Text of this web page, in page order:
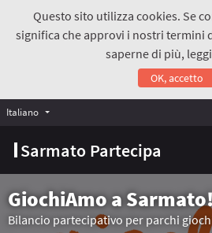
Questo sito utilizza cookies. Se
significa che approvi i nostri termini
saperne di più,
OK, accetto
Sarmato Partecipa
Italiano Choose language
GiochiAmo a Sarmato!
Bilancio partecipativo per parchi